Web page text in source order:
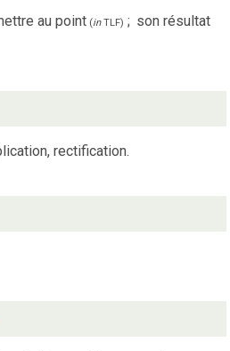
au point(inTLF) ; son résultat
rectification.